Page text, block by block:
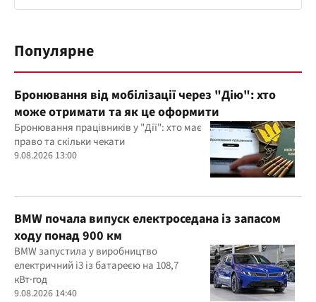
Популярне
Бронювання від мобілізації через "Дію": хто
може отримати та як це оформити
Бронювання працівників у "Дії": хто має
право та скільки чекати
9.08.2026 13:00
BMW почала випуск електроседана із запасом
ходу понад 900 км
BMW запустила у виробництво
електричний i3 із батареєю на 108,7
кВт·год
9.08.2026 14:40